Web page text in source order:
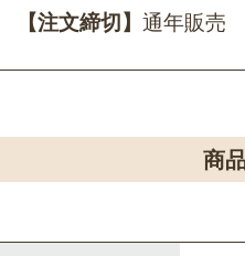
【注文締切】 通年販売
商